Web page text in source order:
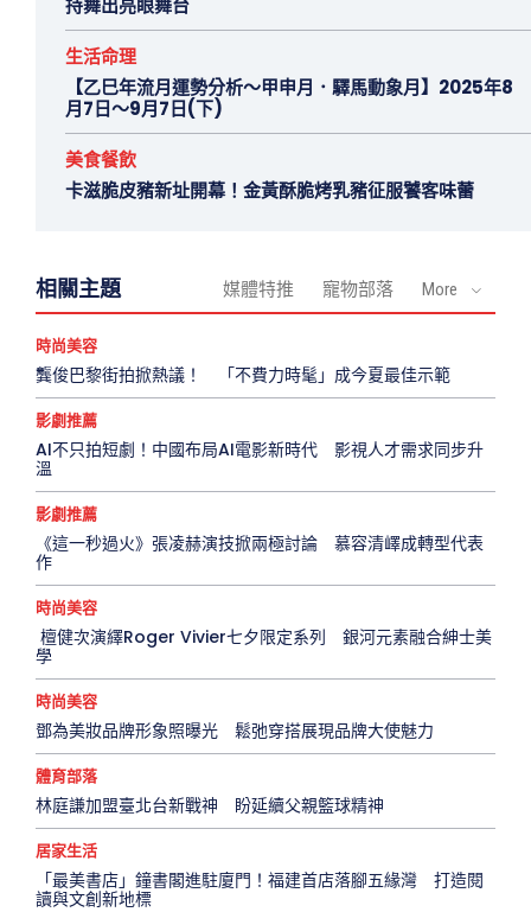
持舞出亮眼舞台
生活命理
【乙巳年流月運勢分析～甲申月．驛馬動象月】2025年8
月7日～9月7日(下)
美食餐飲
卡滋脆皮豬新址開幕！金黃酥脆烤乳豬征服饕客味蕾
相關主題 媒體特推 寵物部落 More
時尚美容
龔俊巴黎街拍掀熱議！ 「不費力時髦」成今夏最佳示範
影劇推薦
AI不只拍短劇！中國布局AI電影新時代 影視人才需求同步升
溫
影劇推薦
《這一秒過火》張凌赫演技掀兩極討論 慕容清嶧成轉型代表
作
時尚美容
檀健次演繹Roger Vivier七夕限定系列 銀河元素融合紳士美
學
時尚美容
鄧為美妝品牌形象照曝光 鬆弛穿搭展現品牌大使魅力
體育部落
林庭謙加盟臺北台新戰神 盼延續父親籃球精神
居家生活
「最美書店」鐘書閣進駐廈門！福建首店落腳五緣灣 打造閱
讀與文創新地標